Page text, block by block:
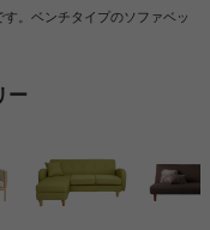
。ベンチタイプのソファベッ
ー